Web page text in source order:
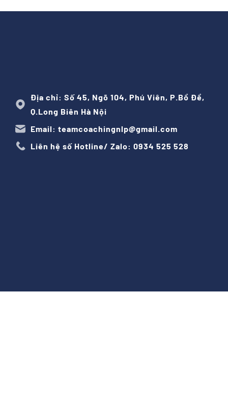
Địa chỉ: Số 45, Ngõ 104, Phú Viên, P.Bồ Đề,
Q.Long Biên Hà Nội
Email: teamcoachingnlp@gmail.com
Liên hệ số Hotline/ Zalo: 0934 525 528